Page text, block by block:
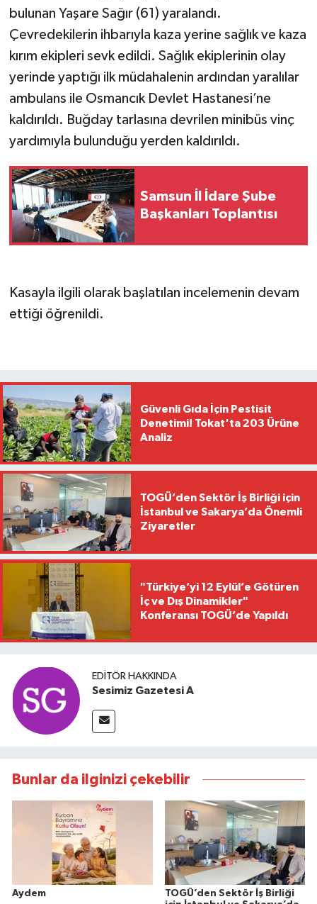
bulunan Yaşare Sağır (61) yaralandı.
Çevredekilerin ihbarıyla kaza yerine sağlık ve kaza
kırım ekipleri sevk edildi. Sağlık ekiplerinin olay
yerinde yaptığı ilk müdahalenin ardından yaralılar
ambulans ile Osmancık Devlet Hastanesi’ne
kaldırıldı. Buğday tarlasına devrilen minibüs vinç
yardımıyla bulunduğu yerden kaldırıldı.
Samsun İl İdare Şube
Başkanları Toplantısı
Kasayla ilgili olarak başlatılan incelemenin devam
ettiği öğrenildi.
Güvenli Gıda İçin Pestisit
Denetimi! Tokat'ta 203 Ürüne
Analiz
TOGÜ’den Sektör İş Birliği için
İstanbul ve Sakarya’da Önemli
Ziyaretler
"Türkiye’yi 12 Eylül’e Götüren
İç ve Dış Dinamikler"
Konferansı TOGÜ’de Yapıldı
EDITÖR HAKKINDA
Sesimiz Gazetesi A
Bunlar da ilginizi çekebilir
Aydem
TOGÜ’den Sektör İş Birliği